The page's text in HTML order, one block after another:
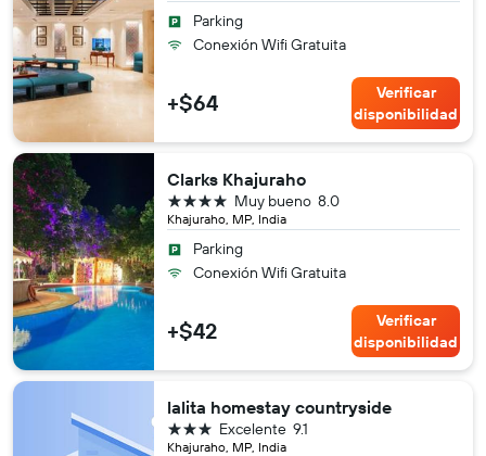
Parking
Conexión Wifi Gratuita
+$64
Verificar
disponibilidad
Clarks Khajuraho
Khajuraho, MP, India
8.0
Muy bueno
4 estrellas
Parking
Conexión Wifi Gratuita
+$42
Verificar
disponibilidad
lalita homestay countryside
Khajuraho, MP, India
9.1
Excelente
3 estrellas